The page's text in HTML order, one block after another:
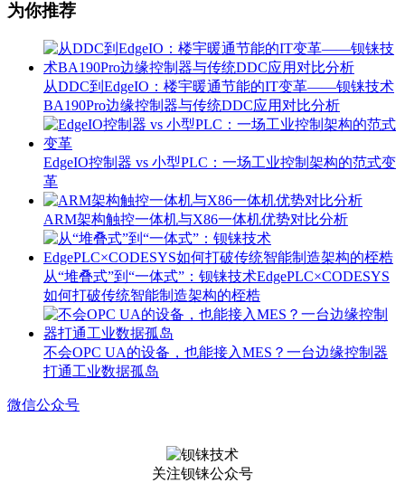
为你推荐
从DDC到EdgeIO：楼宇暖通节能的IT变革——钡铼技术
BA190Pro边缘控制器与传统DDC应用对比分析
EdgeIO控制器 vs 小型PLC：一场工业控制架构的范式变
革
ARM架构触控一体机与X86一体机优势对比分析
从“堆叠式”到“一体式”：钡铼技术EdgePLC×CODESYS
如何打破传统智能制造架构的桎梏
不会OPC UA的设备，也能接入MES？一台边缘控制器
打通工业数据孤岛
微信公众号
关注钡铼公众号